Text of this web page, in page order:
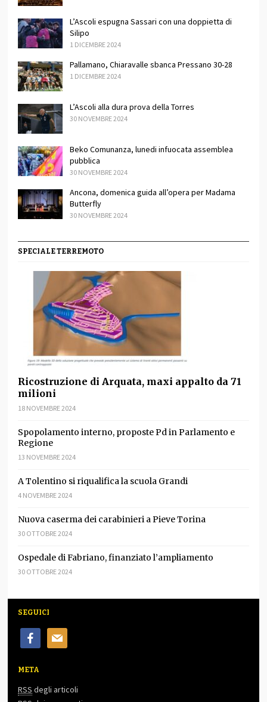
L’Ascoli espugna Sassari con una doppietta di
Silipo
1 DICEMBRE 2024
Pallamano, Chiaravalle sbanca Pressano 30-28
1 DICEMBRE 2024
L’Ascoli alla dura prova della Torres
30 NOVEMBRE 2024
Beko Comunanza, lunedi infuocata assemblea
pubblica
30 NOVEMBRE 2024
Ancona, domenica guida all’opera per Madama
Butterfly
30 NOVEMBRE 2024
SPECIALE TERREMOTO
Ricostruzione di Arquata, maxi appalto da 71
milioni
18 NOVEMBRE 2024
Spopolamento interno, proposte Pd in Parlamento e
Regione
13 NOVEMBRE 2024
A Tolentino si riqualifica la scuola Grandi
4 NOVEMBRE 2024
Nuova caserma dei carabinieri a Pieve Torina
30 OTTOBRE 2024
Ospedale di Fabriano, finanziato l’ampliamento
30 OTTOBRE 2024
SEGUICI
facebookmail
META
RSS degli articoli